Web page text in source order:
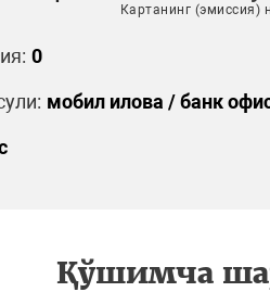
Картанинг (эмиссия)
0
мобил илова / банк
Қўшимча